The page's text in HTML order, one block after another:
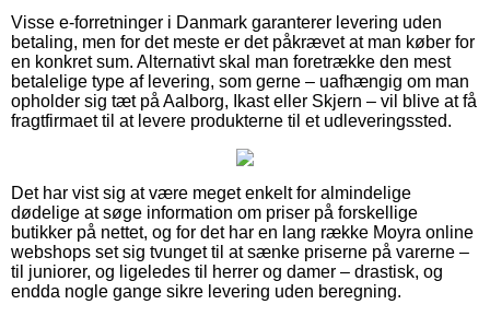
Visse e-forretninger i Danmark garanterer levering uden
betaling, men for det meste er det påkrævet at man køber for
en konkret sum. Alternativt skal man foretrække den mest
betalelige type af levering, som gerne – uafhængig om man
opholder sig tæt på Aalborg, Ikast eller Skjern – vil blive at få
fragtfirmaet til at levere produkterne til et udleveringssted.
Det har vist sig at være meget enkelt for almindelige
dødelige at søge information om priser på forskellige
butikker på nettet, og for det har en lang række Moyra online
webshops set sig tvunget til at sænke priserne på varerne –
til juniorer, og ligeledes til herrer og damer – drastisk, og
endda nogle gange sikre levering uden beregning.